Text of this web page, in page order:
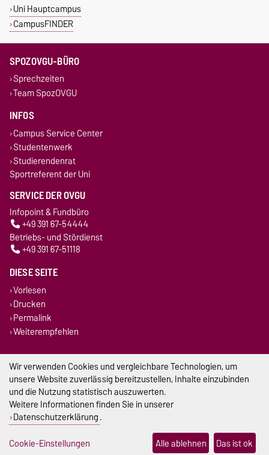
Uni Hauptcampus
CampusFINDER
SPOZOVGU-BÜRO
Sprechzeiten
Team SpozOVGU
INFOS
Campus Service Center
Studentenwerk
Studierendenrat
Sportreferent der Uni
SERVICE DER OVGU
Infopoint & Fundbüro
+49 391 67-54444
Betriebs- und Stördienst
+49 391 67-51118
DIESE SEITE
Vorlesen
Drucken
Permalink
Weiterempfehlen
Impressum
Datenschutz
Barrierefreiheit
Cookie-Einstellungen
Wir verwenden Cookies und vergleichbare Technologien, um
unsere Website zuverlässig bereitzustellen, Inhalte einzubinden
und die Nutzung statistisch auszuwerten.
Weitere Informationen finden Sie in unserer
Datenschutzerklärung.
Cookie-Einstellungen
Alle ablehnen Das ist ok